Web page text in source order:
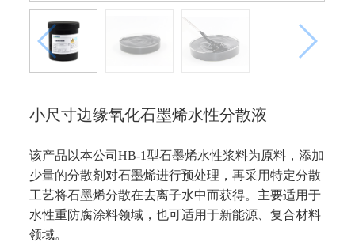
小尺寸边缘氧化石墨烯水性分散液
该产品以本公司HB-1型石墨烯水性浆料为原料，添加
少量的分散剂对石墨烯进行预处理，再采用特定分散
工艺将石墨烯分散在去离子水中而获得。主要适用于
水性重防腐涂料领域，也可适用于新能源、复合材料
领域。